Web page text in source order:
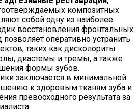
композитных
собой одну из наиболее
восстановления фронтальных
оперативно устранить
таких как дисколориты
диастемы и тремы, а также
формы зубов.
заключается в минимальной
к здоровым тканям зуба и
превосходного результата за